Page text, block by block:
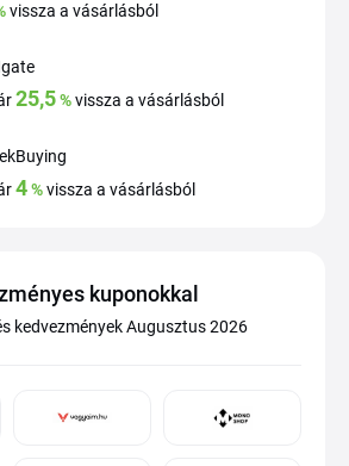
vissza a vásárlásból
25,5%vissza a vásárlásból
4%vissza a vásárlásból
kuponokkal
kedvezmények Augusztus 2026